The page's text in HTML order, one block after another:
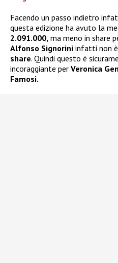
Facendo un passo indietro
questa edizione ha avuto la
2.091.000, ma meno in share
Alfonso Signorini infatti non
share. Quindi questo è
incoraggiante per Veronica
Famosi.